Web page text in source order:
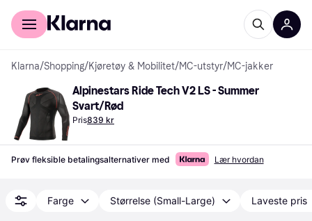
For kunder
Klarna/Shopping/Kjøretøy & Mobilitet/MC-utstyr/MC-jakker
Alpinestars Ride Tech V2 LS - Summer
Svart/Rød
Pris839 kr
Prøv fleksible betalingsalternativer med Lær hvordan
Farge Størrelse (Small-Large) Laveste pris